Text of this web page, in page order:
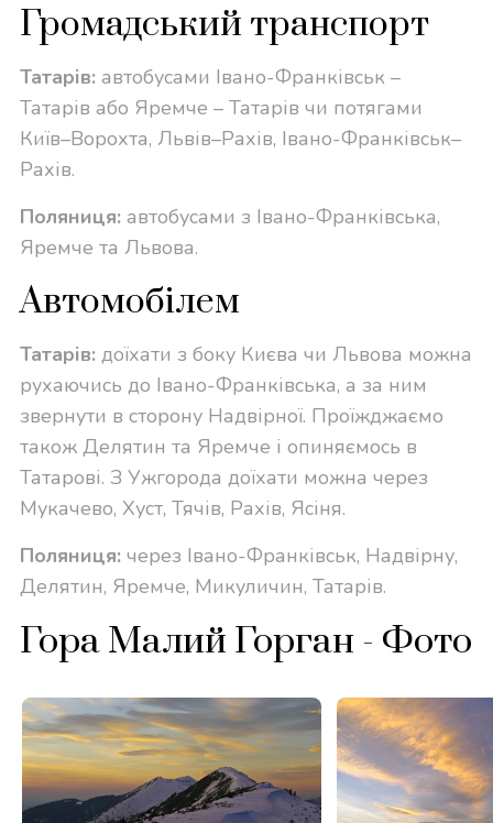
Громадський транспорт
Татарів:автобусами Івано-Франківськ –
Татарів або Яремче – Татарів чи потягами
Київ–Ворохта, Львів–Рахів, Івано-Франківськ–
Рахів.
Поляниця: автобусами з Івано-Франківська,
Яремче та Львова.
Автомобілем
Татарів: доїхати з боку Києва чи Львова можна
рухаючись до Івано-Франківська, а за ним
звернути в сторону Надвірної. Проїжджаємо
також Делятин та Яремче і опиняємось в
Татарові. З Ужгорода доїхати можна через
Мукачево, Хуст, Тячів, Рахів, Ясіня.
Поляниця: через Івано-Франківськ, Надвірну,
Делятин, Яремче, Микуличин, Татарів.
Гора Малий Горган - Фото